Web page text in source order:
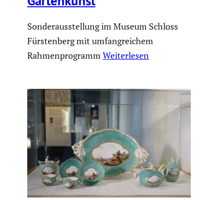
Sonderausstellung im Museum Schloss
Fürstenberg mit umfangreichem
Rahmenprogramm Weiterlesen